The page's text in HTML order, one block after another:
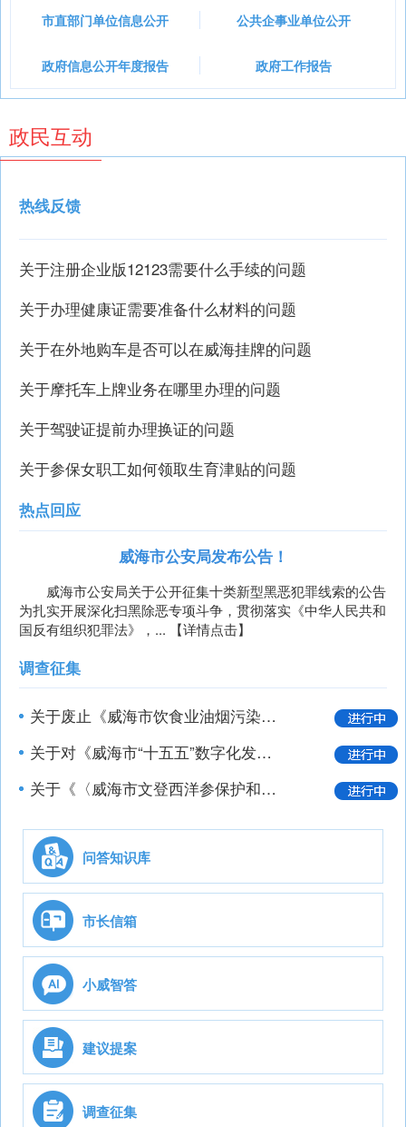
市直部门单位信息公开 公共企事业单位公开
政府信息公开年度报告 政府工作报告
政民互动
热线反馈
关于注册企业版12123需要什么手续的问题
关于办理健康证需要准备什么材料的问题
关于在外地购车是否可以在威海挂牌的问题
关于摩托车上牌业务在哪里办理的问题
关于驾驶证提前办理换证的问题
关于参保女职工如何领取生育津贴的问题
热点回应
威海市公安局发布公告！
威海市公安局关于公开征集十类新型黑恶犯罪线索的公告
为扎实开展深化扫黑除恶专项斗争，贯彻落实《中华人民共和
国反有组织犯罪法》，...【详情点击】
调查征集
问答知识库
市长信箱
小威智答
建议提案
调查征集